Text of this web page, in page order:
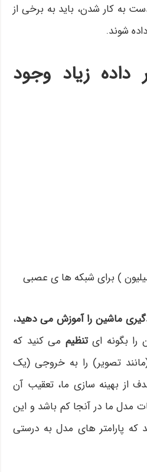
به کار شدن، باید به برخی از
شوند.
داده زیاد وجود
میلیون ) برای شبکه ها ی عصبی
ماشین را آموزش می دهید،
را بگونه ایتنظیم می کنید که
تصویر) را به خروجی (یک
بهینه سازی ما، تعقیب آن
مدل ما در آنجا کم باشد و این
پارامتر های مدل به درستی